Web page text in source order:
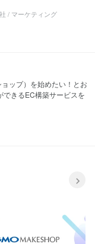
/ マーケティング
ップ）を始めたい！とお
きるEC構築サービスを